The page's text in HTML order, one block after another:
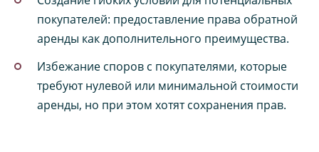
покупателей: предоставление права обратной
аренды как дополнительного преимущества.
Избежание споров с покупателями, которые
требуют нулевой или минимальной стоимости
аренды, но при этом хотят сохранения прав.